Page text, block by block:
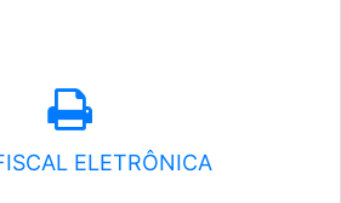
ELETRÔNICA